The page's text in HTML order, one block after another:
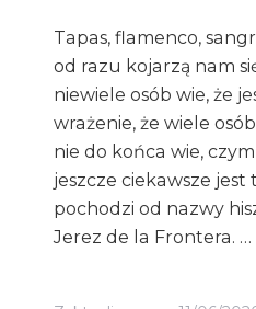
Tapas, flamenco,
od razu kojarzą nam
niewiele osób wie, że
wrażenie, że wiele
nie do końca wie, czym
jeszcze ciekawsze jest
pochodzi od nazwy
Jerez de la Frontera. …